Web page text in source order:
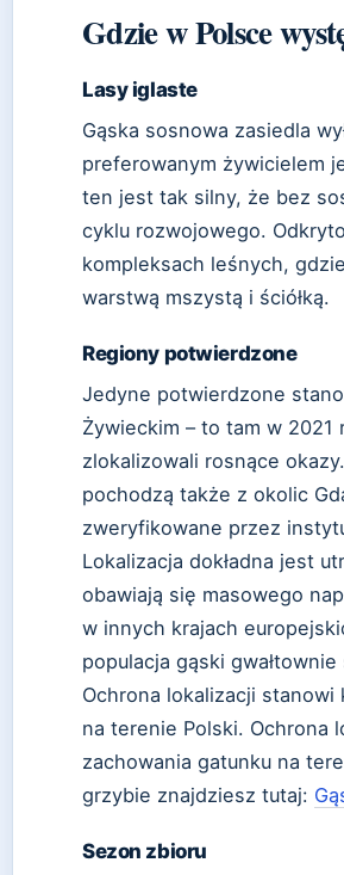
Gdzie w Polsce
Lasy iglaste
Gąska sosnowa zasiedla
preferowanym żywicielem
ten jest tak silny, że bez
cyklu rozwojowego.
kompleksach leśnych,
warstwą mszystą i ściółką.
Regiony potwierdzone
Jedyne potwierdzone
Żywieckim – to tam w 2021
zlokalizowali rosnące
pochodzą także z okolic
zweryfikowane przez
Lokalizacja dokładna jest
obawiają się masowego
w innych krajach
populacja gąski gwałtownie
Ochrona lokalizacji
na terenie Polski. Ochrona
zachowania gatunku na
grzybie znajdziesz tutaj:
Sezon zbioru